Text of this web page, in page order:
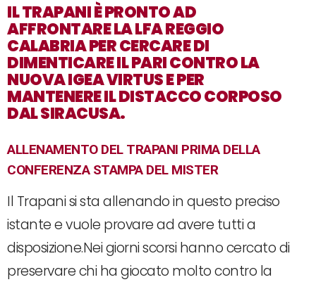
IL TRAPANI È PRONTO AD
AFFRONTARE LA LFA REGGIO
CALABRIA PER CERCARE DI
DIMENTICARE IL PARI CONTRO LA
NUOVA IGEA VIRTUS E PER
MANTENERE IL DISTACCO CORPOSO
DAL SIRACUSA.
ALLENAMENTO DEL TRAPANI PRIMA DELLA
CONFERENZA STAMPA DEL MISTER
Il Trapani si sta allenando in questo preciso
istante e vuole provare ad avere tutti a
disposizione.Nei giorni scorsi hanno cercato di
preservare chi ha giocato molto contro la